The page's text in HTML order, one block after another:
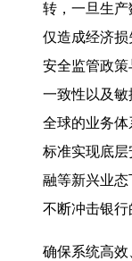
转，一旦生
仅造成经济损
安全监管政策
一致性以及
全球的业务
标准实现底
融等新兴业
不断冲击银行
确保系统高